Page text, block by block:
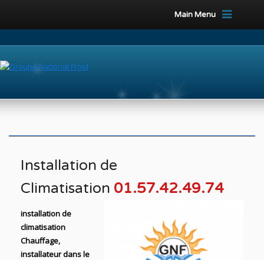
Main Menu
Installation de
Climatisation 01.57.42.49.74
installation de
climatisation
Chauffage,
installateur dans le